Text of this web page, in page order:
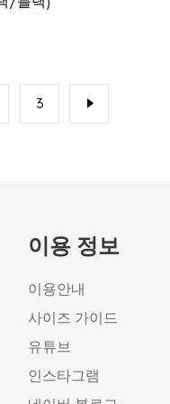
3
이용 정보
이용안내
사이즈 가이드
유튜브
인스타그램